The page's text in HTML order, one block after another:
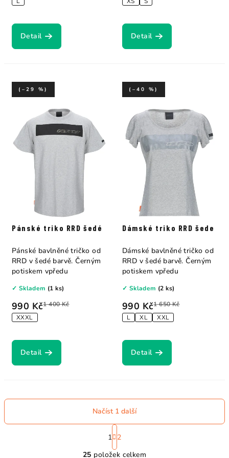
Detail Detail
Pánské triko RRD šedé
990 Kč1 400 Kč
(–29 %)
XXXL
✓ Skladem (1 ks)
Detail
Pánské bavlněné tričko od
RRD v šedé barvě. Černým
potiskem vpředu
Dámské triko RRD šede
990 Kč1 650 Kč
(–40 %)
L XL XXL
✓ Skladem (2 ks)
Detail
Dámské bavlněné tričko od
RRD v šedé barvě. Černým
potiskem vpředu
O
Načíst 1 další
S
t
r
1 2
25 položek celkem